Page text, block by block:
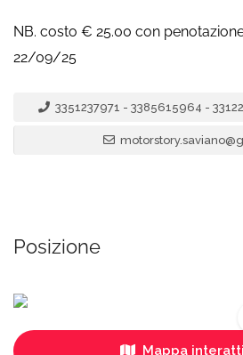
NB. costo € 25.00 con
22/09/25
3351237971 - 3385615964 -
Posizione
Mappa